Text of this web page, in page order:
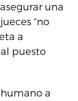
una
“no
a
puesto
a